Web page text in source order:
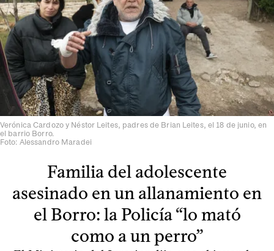
Verónica Cardozo y Néstor Leites, padres de Brian Leites, el 18 de junio, en
el barrio Borro.
Foto: Alessandro Maradei
Familia del adolescente
asesinado en un allanamiento en
el Borro: la Policía “lo mató
como a un perro”